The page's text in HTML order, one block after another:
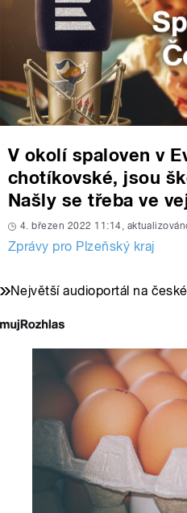
V okolí spaloven v
chotíkovské, jsou
Našly se třeba ve
4. březen 2022 11:14,
Zprávy pro Plzeňský kraj
Největší audioportál na